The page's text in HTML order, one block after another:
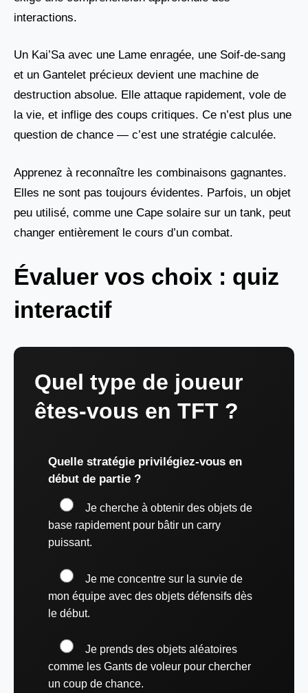
interactions.
Un Kai’Sa avec une Lame enragée, une Soif-de-sang
et un Gantelet précieux devient une machine de
destruction absolue. Elle attaque rapidement, vole de
la vie, et inflige des coups critiques. Ce n’est plus une
question de chance — c’est une stratégie calculée.
Apprenez à reconnaître les combinaisons gagnantes.
Elles ne sont pas toujours évidentes. Parfois, un objet
peu utilisé, comme une Cape solaire sur un tank, peut
changer entièrement le cours d’un combat.
Évaluer vos choix : quiz
interactif
Quel type de joueur
êtes-vous en TFT ?
Quelle stratégie privilégiez-vous en
début de partie ?
Je cherche à obtenir des objets de
base rapidement pour bâtir un carry
puissant.
Je me concentre sur la survie de
mon équipe avec des objets défensifs dès
le début.
Je prends des objets aléatoires
comme les Gants de voleur pour chercher
un coup de chance.